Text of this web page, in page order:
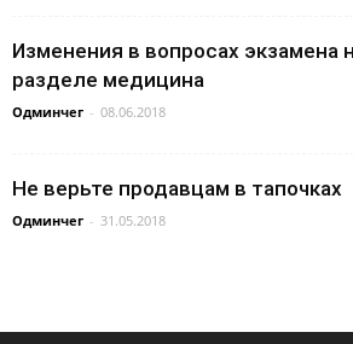
Изменения в вопросах экзамена
разделе медицина
Одминчег - 08.06.2018
Не верьте продавцам в тапочках
Одминчег - 31.05.2018